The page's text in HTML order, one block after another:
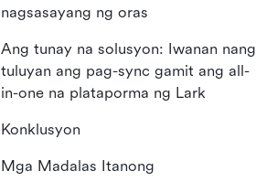
nagsasayang ng oras
Ang tunay na solusyon: Iwanan nang
tuluyan ang pag-sync gamit ang all-
in-one na plataporma ng Lark
Konklusyon
Mga Madalas Itanong